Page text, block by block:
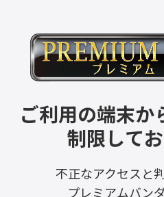
ご利用の端末か
制限してお
不正なアクセスと
プレミアムバン